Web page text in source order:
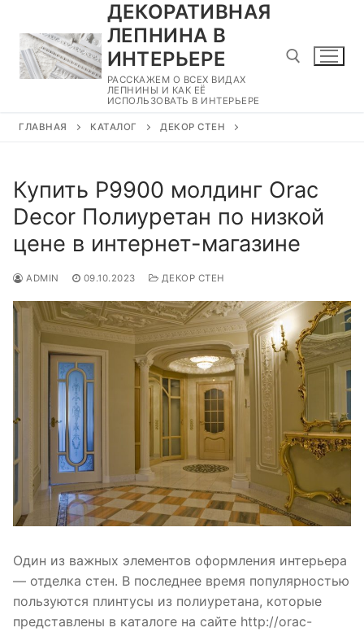
содержимому
ДЕКОРАТИВНАЯ
ЛЕПНИНА В
ИНТЕРЬЕРЕ
РАССКАЖЕМ О ВСЕХ ВИДАХ
ЛЕПНИНЫ И КАК ЕЁ
ИСПОЛЬЗОВАТЬ В ИНТЕРЬЕРЕ
ГЛАВНАЯ КАТАЛОГ ДЕКОР СТЕН
Купить P9900 молдинг Orac
Decor Полиуретан по низкой
цене в интернет-магазине
ADMIN 09.10.2023 ДЕКОР СТЕН
Один из важных элементов оформления интерьера
— отделка стен. В последнее время популярностью
пользуются плинтусы из полиуретана, которые
представлены в каталоге на сайте http://orac-